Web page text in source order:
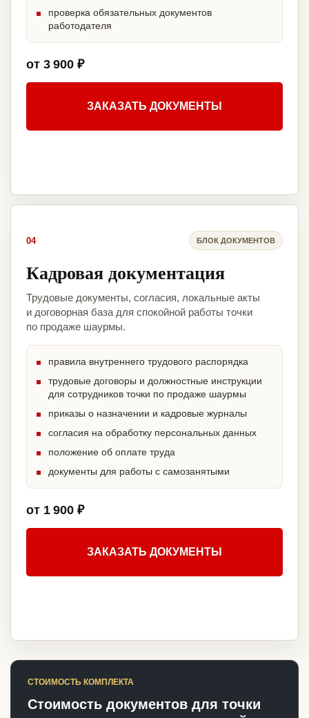
проверка обязательных документов
работодателя
от 3 900 ₽
ЗАКАЗАТЬ ДОКУМЕНТЫ
04 БЛОК ДОКУМЕНТОВ
Кадровая документация
Трудовые документы, согласия, локальные акты
и договорная база для спокойной работы точки
по продаже шаурмы.
правила внутреннего трудового распорядка
трудовые договоры и должностные инструкции
для сотрудников точки по продаже шаурмы
приказы о назначении и кадровые журналы
согласия на обработку персональных данных
положение об оплате труда
документы для работы с самозанятыми
от 1 900 ₽
ЗАКАЗАТЬ ДОКУМЕНТЫ
СТОИМОСТЬ КОМПЛЕКТА
Стоимость документов для точки